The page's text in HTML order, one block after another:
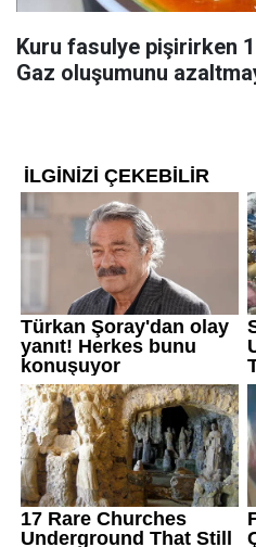
Kuru fasulye pişirirken 1
Gaz oluşumunu